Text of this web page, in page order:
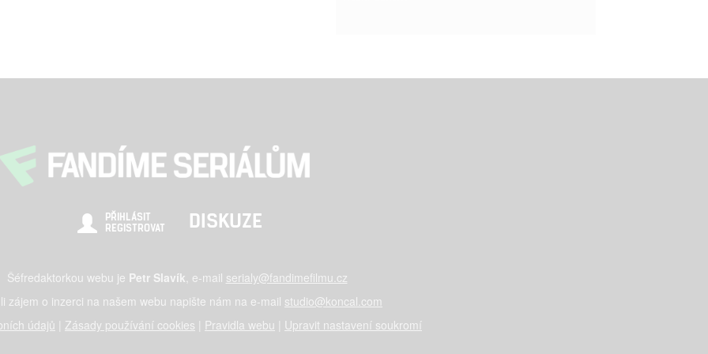
PŘIHLÁSIT
REGISTROVAT
DISKUZE
Šéfredaktorkou webu je Petr Slavík, e-mail serialy@fandimefilmu.cz
zájem o inzerci na našem webu napište nám na e-mail studio@koncal.com
údajů
Zásady používání cookies Pravidla webu Upravit nastavení soukromí